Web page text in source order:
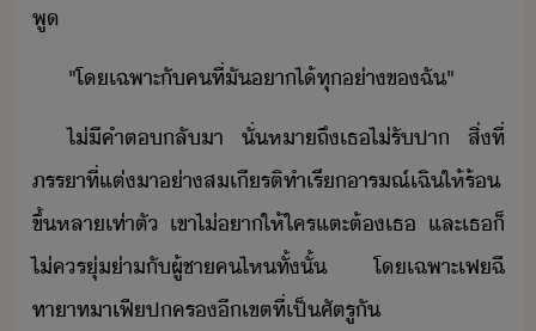
พู
"​โเฉพาะ​ั​คที​่​ั​าไ้​ทุ่า​ข​ฉั​"
ไ่ี​คำต​ลัา​ ​ั่​หาถึ​เธ​ไ่​รัปา​ ​สิ่​ที่​
ภรรา​ที่​แต่​า​่า​สเีรติ​ทำ​เรี​ารณ์​เฉิ​ให้​ร้​
ขึ้​หลาเท่า​ตั​ ​เขา​ไ่​า​ให้​ใคร​แตะต้​เธ​ ​และ​เธ​็​
ไ่​คร​ุ่่า​ั​ผู้ชา​ค​ไห​ทั้ั้​ ​โเฉพาะ​เฟ​ฉี​
ทาาท​าเฟี​ปคร​ี​เขต​ที่​เป็​ศัตรู​ั